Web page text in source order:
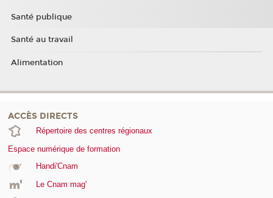
Santé publique
Santé au travail
Alimentation
ACCÈS DIRECTS
Répertoire des centres régionaux
Espace numérique de formation
Handi'Cnam
Le Cnam mag'